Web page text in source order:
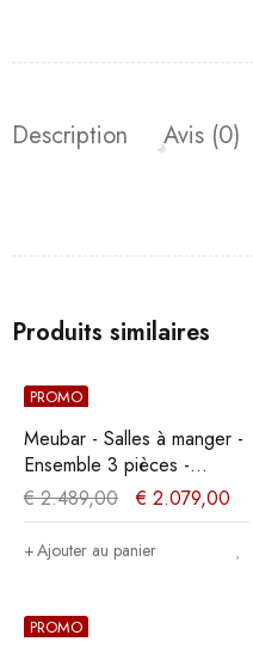
Description Avis (0)
Produits similaires
PROMO
Meubar - Salles à manger -
Ensemble 3 pièces -
Chêne/Noir
€2.489,00 € 2.079,00
Ajouter au panier
PROMO